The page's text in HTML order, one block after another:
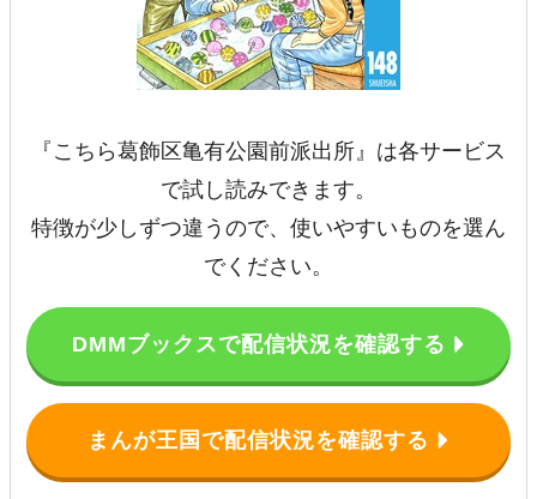
『こちら葛飾区亀有公園前派出所』は各サービス
で試し読みできます。
特徴が少しずつ違うので、使いやすいものを選ん
でください。
DMMブックスで配信状況を確認する
まんが王国で配信状況を確認する